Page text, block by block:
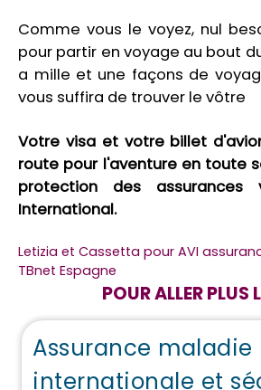
Comme vous le voyez, nul
pour partir en voyage au bout
a mille et une façons de
vous suffira de trouver le vôtre
Votre visa et votre billet
route pour l'aventure en toute
protection des assurances
International.
Letizia et Cassetta pour AVI
TBnet Espagne
POUR ALLER PLUS
Assurance maladie
internationale et